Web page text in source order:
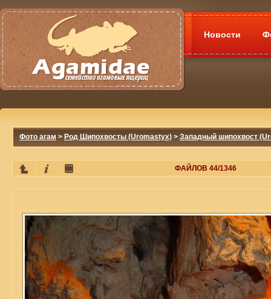
Новости
Фото агам > Род Шипохвосты (Uromastyx) > Западный шипохвост
ФАЙЛОВ 44/1346